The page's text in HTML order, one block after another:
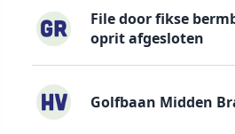
File door fikse
oprit afgesloten
Golfbaan Midden